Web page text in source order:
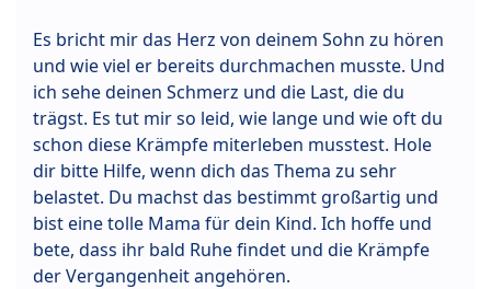
Es bricht mir das Herz von deinem Sohn zu hören
und wie viel er bereits durchmachen musste. Und
ich sehe deinen Schmerz und die Last, die du
trägst. Es tut mir so leid, wie lange und wie oft du
schon diese Krämpfe miterleben musstest. Hole
dir bitte Hilfe, wenn dich das Thema zu sehr
belastet. Du machst das bestimmt großartig und
bist eine tolle Mama für dein Kind. Ich hoffe und
bete, dass ihr bald Ruhe findet und die Krämpfe
der Vergangenheit angehören.